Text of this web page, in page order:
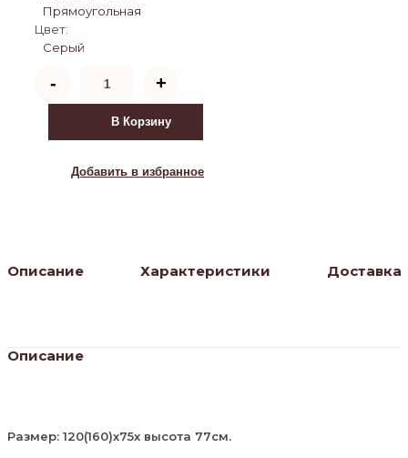
Прямоугольная
Цвет:
Серый
-
товара
Стол
Цефей
дуб
/
+
В Корзину
Добавить в избранное
Описание Характеристики Доставка
Описание
Размер: 120(160)х75х высота 77см.